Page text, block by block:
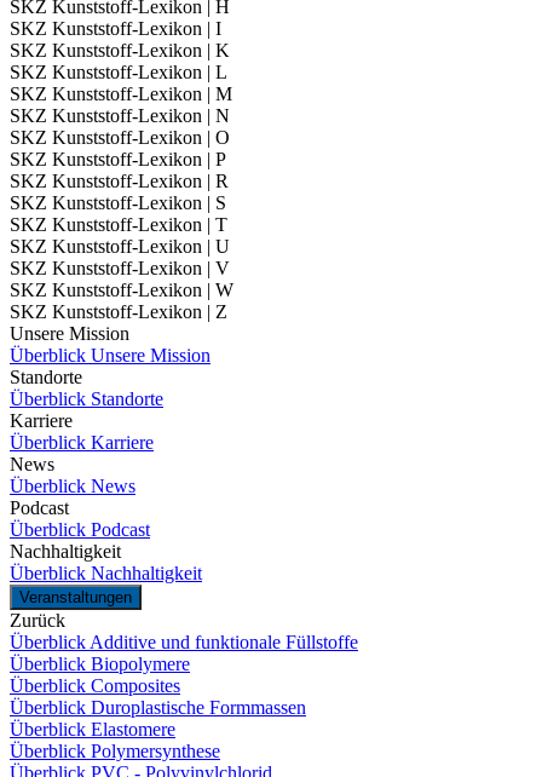
SKZ Kunststoff-Lexikon | H
SKZ Kunststoff-Lexikon | I
SKZ Kunststoff-Lexikon | K
SKZ Kunststoff-Lexikon | L
SKZ Kunststoff-Lexikon | M
SKZ Kunststoff-Lexikon | N
SKZ Kunststoff-Lexikon | O
SKZ Kunststoff-Lexikon | P
SKZ Kunststoff-Lexikon | R
SKZ Kunststoff-Lexikon | S
SKZ Kunststoff-Lexikon | T
SKZ Kunststoff-Lexikon | U
SKZ Kunststoff-Lexikon | V
SKZ Kunststoff-Lexikon | W
SKZ Kunststoff-Lexikon | Z
Unsere Mission
Überblick Unsere Mission
Standorte
Überblick Standorte
Karriere
Überblick Karriere
News
Überblick News
Podcast
Überblick Podcast
Nachhaltigkeit
Überblick Nachhaltigkeit
Veranstaltungen
Zurück
Überblick Additive und funktionale Füllstoffe
Überblick Biopolymere
Überblick Composites
Überblick Duroplastische Formmassen
Überblick Elastomere
Überblick Polymersynthese
Überblick PVC - Polyvinylchlorid